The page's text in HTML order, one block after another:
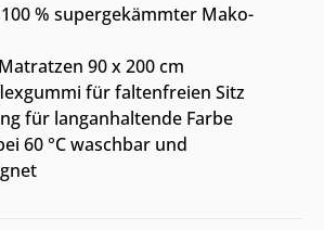
% supergekämmter Mako-
90 x 200 cm
für faltenfreien Sitz
für langanhaltende Farbe
60 °C waschbar und